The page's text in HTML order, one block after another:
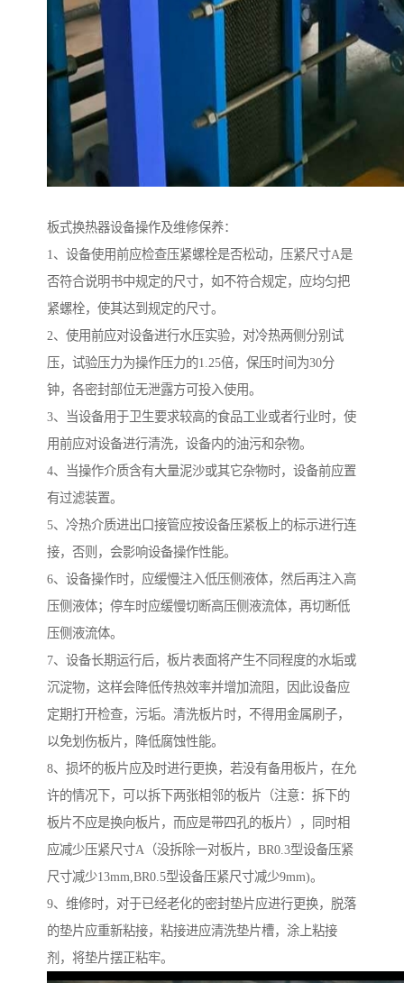
板式换热器设备操作及维修保养：
1、设备使用前应检查压紧螺栓是否松动，压紧尺寸A是
否符合说明书中规定的尺寸，如不符合规定，应均匀把
紧螺栓，使其达到规定的尺寸。
2、使用前应对设备进行水压实验，对冷热两侧分别试
压，试验压力为操作压力的1.25倍，保压时间为30分
钟，各密封部位无泄露方可投入使用。
3、当设备用于卫生要求较高的食品工业或者行业时，使
用前应对设备进行清洗，设备内的油污和杂物。
4、当操作介质含有大量泥沙或其它杂物时，设备前应置
有过滤装置。
5、冷热介质进出口接管应按设备压紧板上的标示进行连
接，否则，会影响设备操作性能。
6、设备操作时，应缓慢注入低压侧液体，然后再注入高
压侧液体；停车时应缓慢切断高压侧液流体，再切断低
压侧液流体。
7、设备长期运行后，板片表面将产生不同程度的水垢或
沉淀物，这样会降低传热效率并增加流阻，因此设备应
定期打开检查，污垢。清洗板片时，不得用金属刷子，
以免划伤板片，降低腐蚀性能。
8、损坏的板片应及时进行更换，若没有备用板片，在允
许的情况下，可以拆下两张相邻的板片（注意：拆下的
板片不应是换向板片，而应是带四孔的板片），同时相
应减少压紧尺寸A（没拆除一对板片，BR0.3型设备压紧
尺寸减少13mm,BR0.5型设备压紧尺寸减少9mm)。
9、维修时，对于已经老化的密封垫片应进行更换，脱落
的垫片应重新粘接，粘接进应清洗垫片槽，涂上粘接
剂，将垫片摆正粘牢。